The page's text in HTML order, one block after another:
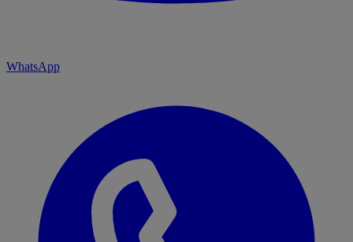
WhatsApp